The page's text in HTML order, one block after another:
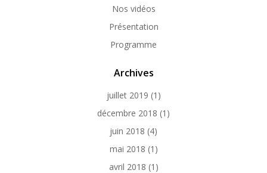
Nos vidéos
Présentation
Programme
Archives
juillet 2019 (1)
décembre 2018 (1)
juin 2018 (4)
mai 2018 (1)
avril 2018 (1)